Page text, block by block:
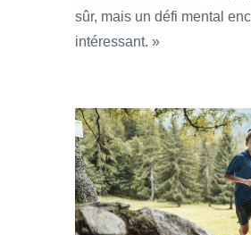
sûr, mais un défi mental
intéressant. »